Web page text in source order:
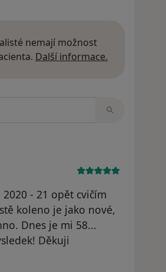
nemají možnost
Další informace.
- 21 opět cvičím
koleno je jako nové,
Dnes je mi 58...
Děkuji